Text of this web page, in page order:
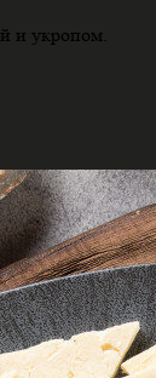
и укропом.